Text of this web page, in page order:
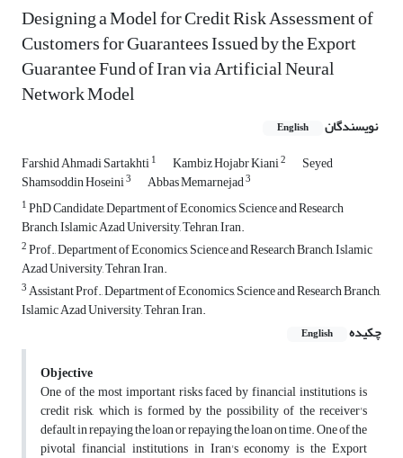
Designing a Model for Credit Risk Assessment of
Customers for Guarantees Issued by the Export
Guarantee Fund of Iran via Artificial Neural
Network Model
نویسندگان English
Farshid Ahmadi Sartakhti1 Kambiz Hojabr Kiani2 Seyed
Shamsoddin Hoseini3 Abbas Memarnejad3
1PhD Candidate, Department of Economics, Science and Research
Branch, Islamic Azad University, Tehran, Iran.
2Prof., Department of Economics, Science and Research Branch, Islamic
Azad University, Tehran, Iran.
3Assistant Prof., Department of Economics, Science and Research Branch,
Islamic Azad University, Tehran, Iran.
چکیده
English
Objective
One of the most important risks faced by financial institutions is
credit risk, which is formed by the possibility of the receiver's
default in repaying the loan or repaying the loan on time. One of the
pivotal financial institutions in Iran's economy is the Export